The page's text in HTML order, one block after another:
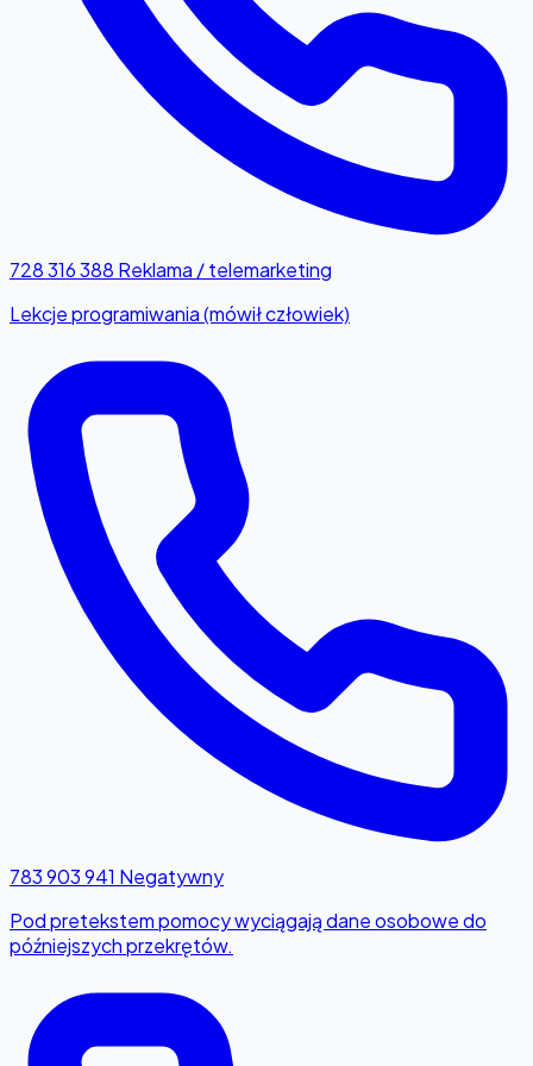
728 316 388 Reklama / telemarketing
Lekcje programiwania (mówił człowiek)
783 903 941 Negatywny
Pod pretekstem pomocy wyciągają dane osobowe do
późniejszych przekrętów.